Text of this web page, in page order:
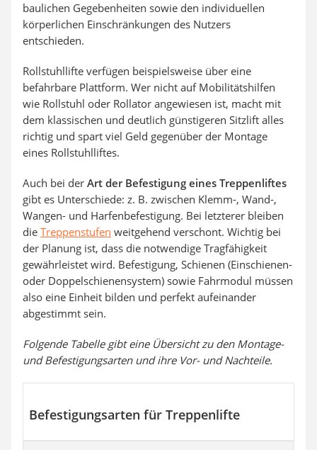
baulichen Gegebenheiten sowie den individuellen
körperlichen Einschränkungen des Nutzers
entschieden.
Rollstuhllifte verfügen beispielsweise über eine
befahrbare Plattform. Wer nicht auf Mobilitätshilfen
wie Rollstuhl oder Rollator angewiesen ist, macht mit
dem klassischen und deutlich günstigeren Sitzlift alles
richtig und spart viel Geld gegenüber der Montage
eines Rollstuhlliftes.
Auch bei der Art der Befestigung eines Treppenliftes
gibt es Unterschiede: z. B. zwischen Klemm-, Wand-,
Wangen- und Harfenbefestigung. Bei letzterer bleiben
die Treppenstufen weitgehend verschont. Wichtig bei
der Planung ist, dass die notwendige Tragfähigkeit
gewährleistet wird. Befestigung, Schienen (Einschienen-
oder Doppelschienensystem) sowie Fahrmodul müssen
also eine Einheit bilden und perfekt aufeinander
abgestimmt sein.
Folgende Tabelle gibt eine Übersicht zu den Montage-
und Befestigungsarten und ihre Vor- und Nachteile.
Befestigungsarten für Treppenlifte